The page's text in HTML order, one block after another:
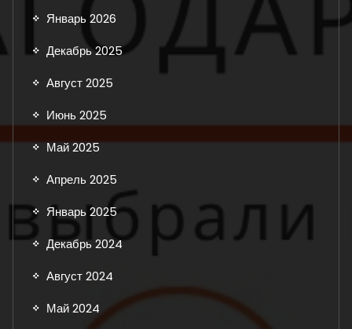
Январь 2026
Декабрь 2025
Август 2025
Июнь 2025
Май 2025
Апрель 2025
Январь 2025
Декабрь 2024
Август 2024
Май 2024